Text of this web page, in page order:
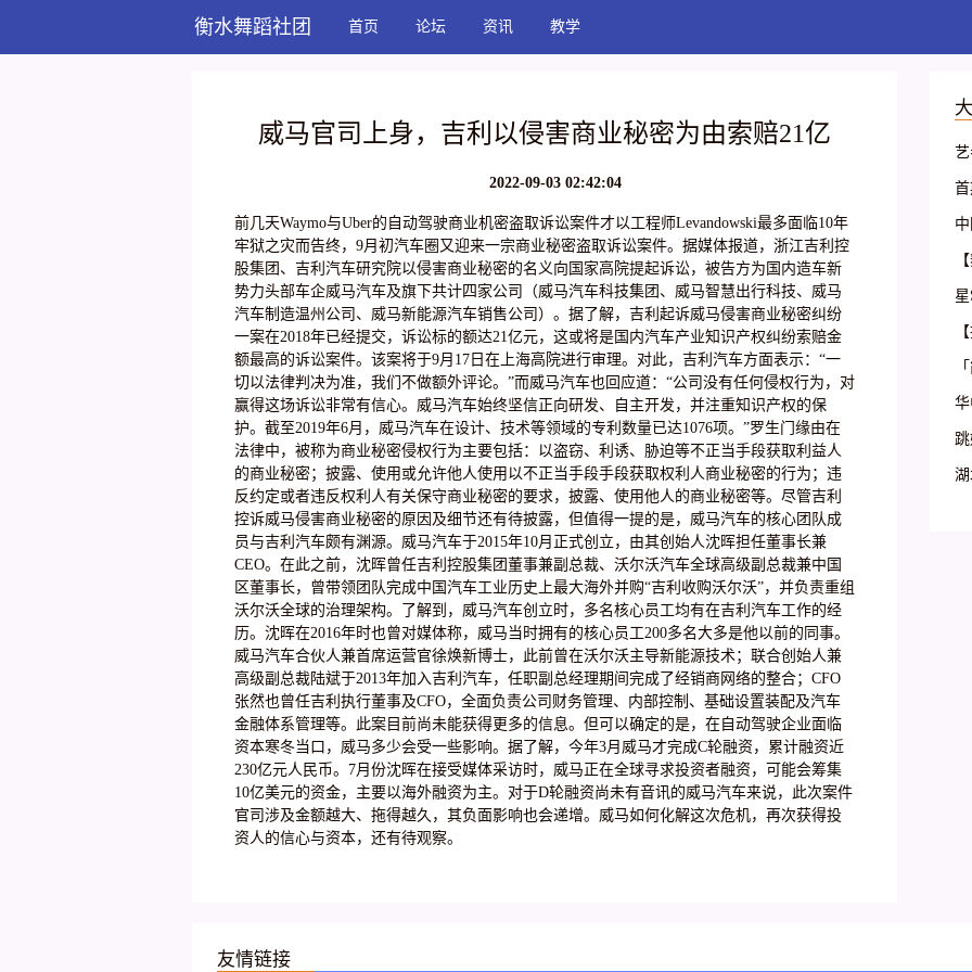
衡水舞蹈社团 首页 论坛 资讯 教学
威马官司上身，吉利以侵害商业秘密为由索赔21亿
2022-09-03 02:42:04
前几天Waymo与Uber的自动驾驶商业机密盗取诉讼案件才以工程师Levandowski最多面临10年
牢狱之灾而告终，9月初汽车圈又迎来一宗商业秘密盗取诉讼案件。据媒体报道，浙江吉利控
股集团、吉利汽车研究院以侵害商业秘密的名义向国家高院提起诉讼，被告方为国内造车新
势力头部车企威马汽车及旗下共计四家公司（威马汽车科技集团、威马智慧出行科技、威马
汽车制造温州公司、威马新能源汽车销售公司）。据了解，吉利起诉威马侵害商业秘密纠纷
一案在2018年已经提交，诉讼标的额达21亿元，这或将是国内汽车产业知识产权纠纷索赔金
额最高的诉讼案件。该案将于9月17日在上海高院进行审理。对此，吉利汽车方面表示：“一
切以法律判决为准，我们不做额外评论。”而威马汽车也回应道：“公司没有任何侵权行为，对
赢得这场诉讼非常有信心。威马汽车始终坚信正向研发、自主开发，并注重知识产权的保
护。截至2019年6月，威马汽车在设计、技术等领域的专利数量已达1076项。”罗生门缘由在
法律中，被称为商业秘密侵权行为主要包括：以盗窃、利诱、胁迫等不正当手段获取利益人
的商业秘密；披露、使用或允许他人使用以不正当手段手段获取权利人商业秘密的行为；违
反约定或者违反权利人有关保守商业秘密的要求，披露、使用他人的商业秘密等。尽管吉利
控诉威马侵害商业秘密的原因及细节还有待披露，但值得一提的是，威马汽车的核心团队成
员与吉利汽车颇有渊源。威马汽车于2015年10月正式创立，由其创始人沈晖担任董事长兼
CEO。在此之前，沈晖曾任吉利控股集团董事兼副总裁、沃尔沃汽车全球高级副总裁兼中国
区董事长，曾带领团队完成中国汽车工业历史上最大海外并购“吉利收购沃尔沃”，并负责重组
沃尔沃全球的治理架构。了解到，威马汽车创立时，多名核心员工均有在吉利汽车工作的经
历。沈晖在2016年时也曾对媒体称，威马当时拥有的核心员工200多名大多是他以前的同事。
威马汽车合伙人兼首席运营官徐焕新博士，此前曾在沃尔沃主导新能源技术；联合创始人兼
高级副总裁陆斌于2013年加入吉利汽车，任职副总经理期间完成了经销商网络的整合；CFO
张然也曾任吉利执行董事及CFO，全面负责公司财务管理、内部控制、基础设置装配及汽车
金融体系管理等。此案目前尚未能获得更多的信息。但可以确定的是，在自动驾驶企业面临
资本寒冬当口，威马多少会受一些影响。据了解，今年3月威马才完成C轮融资，累计融资近
230亿元人民币。7月份沈晖在接受媒体采访时，威马正在全球寻求投资者融资，可能会筹集
10亿美元的资金，主要以海外融资为主。对于D轮融资尚未有音讯的威马汽车来说，此次案件
官司涉及金额越大、拖得越久，其负面影响也会递增。威马如何化解这次危机，再次获得投
资人的信心与资本，还有待观察。
艺
北
学
哪
友情链接